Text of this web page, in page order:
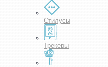
Стилусы
Трекеры